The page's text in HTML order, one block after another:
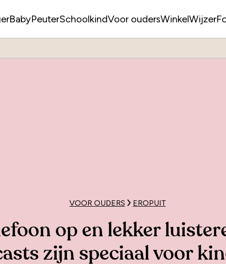
BabyPeuterSchoolkindVoor oudersWinkelWijzer
VOOR OUDERS EROPUIT
op en lekker
zijn speciaal voor